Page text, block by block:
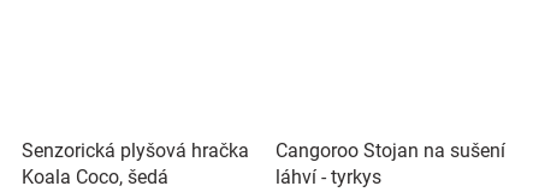
Senzorická plyšová hračka
Koala Coco, šedá
Cangoroo Stojan na sušení
láhví - tyrkys